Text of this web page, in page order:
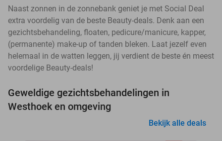
Naast zonnen in de zonnebank geniet je met Social Deal
extra voordelig van de beste Beauty-deals. Denk aan een
gezichtsbehandeling, floaten, pedicure/manicure, kapper,
(permanente) make-up of tanden bleken. Laat jezelf even
helemaal in de watten leggen, jij verdient de beste én meest
voordelige Beauty-deals!
Geweldige gezichtsbehandelingen in
Westhoek en omgeving
Bekijk alle deals